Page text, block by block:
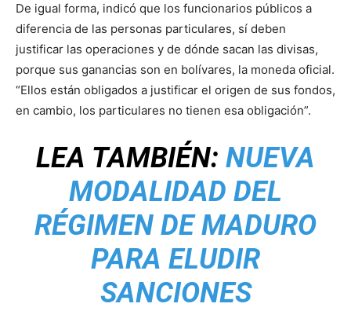
De igual forma, indicó que los funcionarios públicos a
diferencia de las personas particulares, sí deben
justificar las operaciones y de dónde sacan las divisas,
porque sus ganancias son en bolívares, la moneda oficial.
“Ellos están obligados a justificar el origen de sus fondos,
en cambio, los particulares no tienen esa obligación”.
LEA TAMBIÉN: NUEVA
MODALIDAD DEL
RÉGIMEN DE MADURO
PARA ELUDIR
SANCIONES